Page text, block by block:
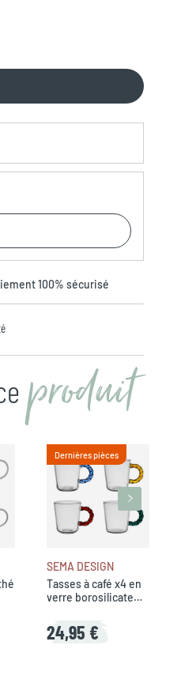
100% sécurisé
produit
Dernières pièces
SEMA DESIGN
Tasses à café x4 en
verre borosilicate
Colorea
24,95 €